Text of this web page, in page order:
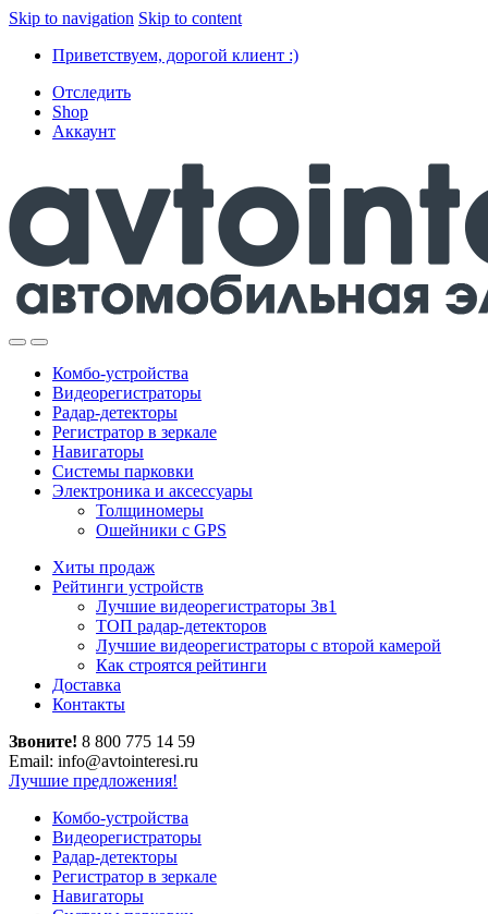
Skip to navigation Skip to content
Приветствуем, дорогой клиент :)
Отследить
Shop
Аккаунт
Комбо-устройства
Видеорегистраторы
Радар-детекторы
Регистратор в зеркале
Навигаторы
Системы парковки
Электроника и аксессуары
Толщиномеры
Ошейники с GPS
Хиты продаж
Рейтинги устройств
Лучшие видеорегистраторы 3в1
ТОП радар-детекторов
Лучшие видеорегистраторы с второй камерой
Как строятся рейтинги
Доставка
Контакты
Звоните! 8 800 775 14 59
Email: info@avtointeresi.ru
Лучшие предложения!
Комбо-устройства
Видеорегистраторы
Радар-детекторы
Регистратор в зеркале
Навигаторы